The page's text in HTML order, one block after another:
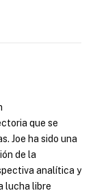
que se
Joe ha sido una
de la
analítica y
lucha libre